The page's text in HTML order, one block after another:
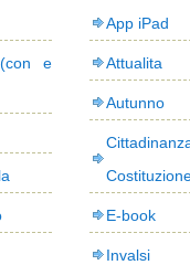
e
App iPad
Attualita
Autunno
E-book
Invalsi